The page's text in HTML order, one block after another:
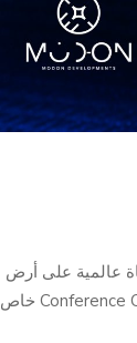
عالمية على أرض
العاصمة الإدارية، تمتع بجميع خدمات الفندق العالمي داخل مكتبك. ولأول مرة، يوجد في كل طابق Conference Center خاص